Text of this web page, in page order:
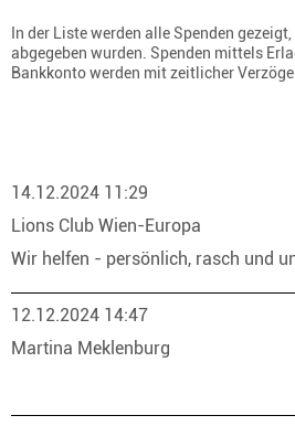
In der Liste werden alle Spenden
abgegeben wurden. Spenden mittels
Bankkonto werden mit zeitlicher
14.12.2024 11:29
Lions Club Wien-Europa
Wir helfen - persönlich, rasch und
12.12.2024 14:47
Martina Meklenburg